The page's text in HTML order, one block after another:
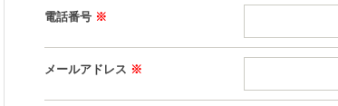
電話番号 ※
メールアドレス ※